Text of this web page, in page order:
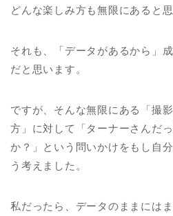
どんな楽しみ方も無限にあると思
それも、「データがあるから」
だと思います。
ですが、そんな無限にある「撮
方」に対して「ターナーさんだ
か？」という問いかけをもし自
う考えました。
私だったら、データのままにはま